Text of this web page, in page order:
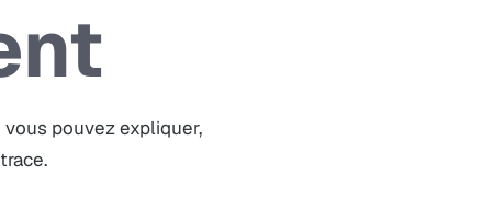
pouvez expliquer,